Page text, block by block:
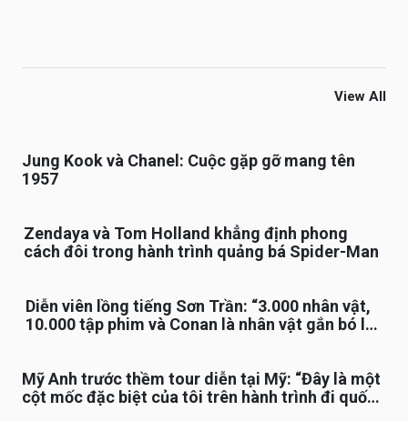
View All
Jung Kook và Chanel: Cuộc gặp gỡ mang tên
1957
Zendaya và Tom Holland khẳng định phong
cách đôi trong hành trình quảng bá Spider-Man
Diễn viên lồng tiếng Sơn Trần: “3.000 nhân vật,
10.000 tập phim và Conan là nhân vật gắn bó lâu
Mỹ Anh trước thềm tour diễn tại Mỹ: “Đây là một
cột mốc đặc biệt của tôi trên hành trình đi quốc